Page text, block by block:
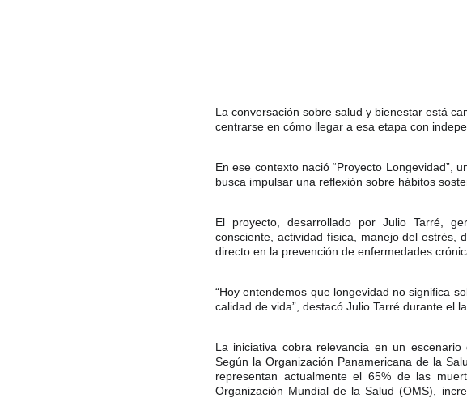
La conversación sobre salud y bienestar está
centrarse en cómo llegar a esa etapa con
En ese contexto nació “Proyecto Longevidad”,
busca impulsar una reflexión sobre hábitos
El proyecto, desarrollado por Julio Tarré,
consciente, actividad física, manejo del estrés,
directo en la prevención de enfermedades
“Hoy entendemos que longevidad no significa
calidad de vida”, destacó Julio Tarré durante el
La iniciativa cobra relevancia en un
Según la Organización Panamericana de la
representan actualmente el 65% de las
Organización Mundial de la Salud (OMS),